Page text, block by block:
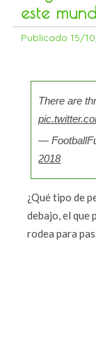
este
Publicado 15/
There are
—
2018
¿Qué tipo de
debajo, el que
rodea para